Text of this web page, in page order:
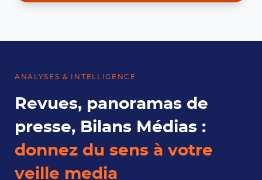
ANALYSES & INTELLIGENCE
Revues, panoramas de
presse, Bilans Médias :
donnez du sens à votre
veille media